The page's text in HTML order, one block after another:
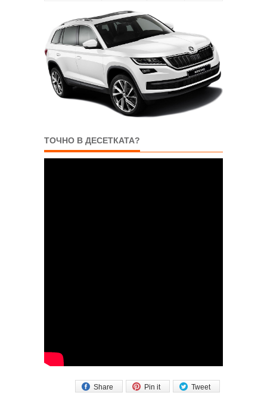
ТОЧНО В ДЕСЕТКАТА?
Tweet
Pin it
Share